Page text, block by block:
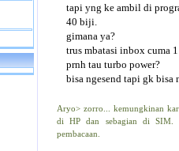
tapi yng ke ambil di
40 biji.
gimana ya?
trus mbatasi inbox cuma
prnh tau turbo power?
bisa ngesend tapi gk bisa
Aryo> zorro... kemungkinan
di HP dan sebagian di SIM.
pembacaan.